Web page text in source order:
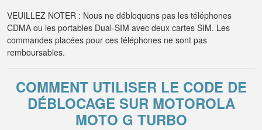
VEUILLEZ NOTER : Nous ne débloquons pas les téléphones
CDMA ou les portables Dual-SIM avec deux cartes SIM. Les
commandes placées pour ces téléphones ne sont pas
remboursables.
COMMENT UTILISER LE CODE DE
DÉBLOCAGE SUR MOTOROLA
MOTO G TURBO